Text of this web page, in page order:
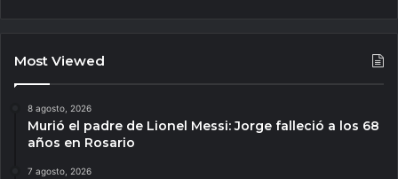
Most Viewed
8 agosto, 2026
Murió el padre de Lionel Messi: Jorge falleció a los 68
años en Rosario
7 agosto, 2026